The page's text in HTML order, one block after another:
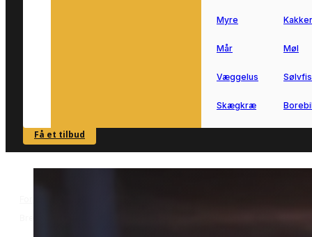
SE OVERSIGT
Myre
Mår Møl
Væggelus
Skægkræ
Få et tilbud